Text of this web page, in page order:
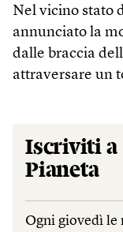
Nel vicino stato
annunciato la
dalle braccia
attraversare un
Iscriviti a
Pianeta
Ogni giovedì